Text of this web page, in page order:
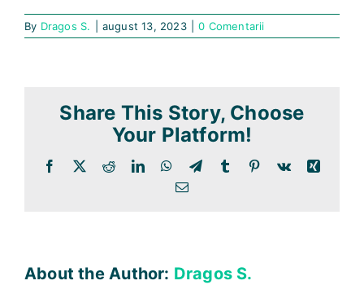
By Dragos S. august 13, 2023 0 Comentarii
Share This Story, Choose
Your Platform!
Facebook
X RedditLinkedInWhatsApp
TelegramTumblr Pinterest
Vk
Xing
E-
About the Author: Dragos S.